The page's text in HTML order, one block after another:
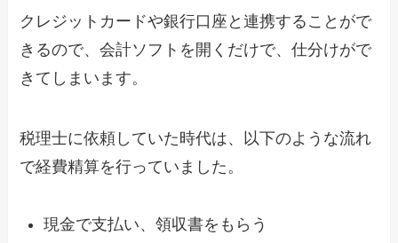
クレジットカードや銀行口座と連携することがで
きるので、会計ソフトを開くだけで、仕分けがで
きてしまいます。
税理士に依頼していた時代は、以下のような流れ
で経費精算を行っていました。
現金で支払い、領収書をもらう